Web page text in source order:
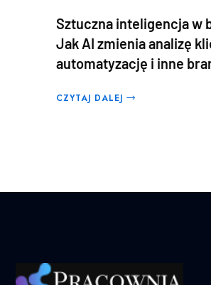
Sztuczna inteligencja w
Jak AI zmienia analizę
automatyzację i inne
CZYTAJ DALEJ